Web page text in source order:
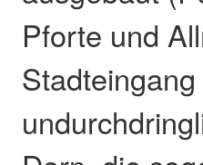
Pforte und